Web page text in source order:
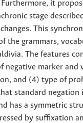
it
stage
This
the grammars,
The features
negative marker and
and (4) type of
standard negation
has a symmetric
by suffixation